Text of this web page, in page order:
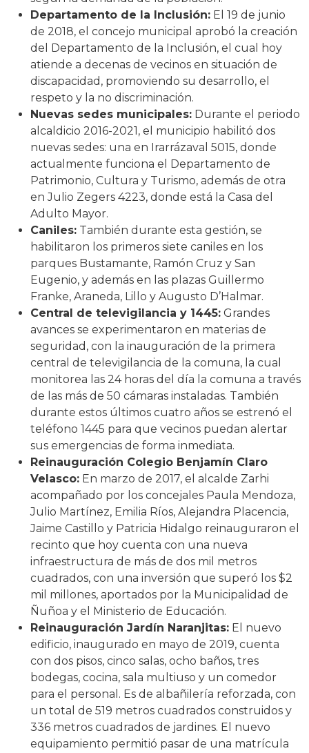
Departamento de la Inclusión: El 19 de junio
de 2018, el concejo municipal aprobó la creación
del Departamento de la Inclusión, el cual hoy
atiende a decenas de vecinos en situación de
discapacidad, promoviendo su desarrollo, el
respeto y la no discriminación.
Nuevas sedes municipales: Durante el periodo
alcaldicio 2016-2021, el municipio habilitó dos
nuevas sedes: una en Irarrázaval 5015, donde
actualmente funciona el Departamento de
Patrimonio, Cultura y Turismo, además de otra
en Julio Zegers 4223, donde está la Casa del
Adulto Mayor.
Caniles: También durante esta gestión, se
habilitaron los primeros siete caniles en los
parques Bustamante, Ramón Cruz y San
Eugenio, y además en las plazas Guillermo
Franke, Araneda, Lillo y Augusto D’Halmar.
Central de televigilancia y 1445: Grandes
avances se experimentaron en materias de
seguridad, con la inauguración de la primera
central de televigilancia de la comuna, la cual
monitorea las 24 horas del día la comuna a través
de las más de 50 cámaras instaladas. También
durante estos últimos cuatro años se estrenó el
teléfono 1445 para que vecinos puedan alertar
sus emergencias de forma inmediata.
Reinauguración Colegio Benjamín Claro
Velasco: En marzo de 2017, el alcalde Zarhi
acompañado por los concejales Paula Mendoza,
Julio Martínez, Emilia Ríos, Alejandra Placencia,
Jaime Castillo y Patricia Hidalgo reinauguraron el
recinto que hoy cuenta con una nueva
infraestructura de más de dos mil metros
cuadrados, con una inversión que superó los $2
mil millones, aportados por la Municipalidad de
Ñuñoa y el Ministerio de Educación.
Reinauguración Jardín Naranjitas: El nuevo
edificio, inaugurado en mayo de 2019, cuenta
con dos pisos, cinco salas, ocho baños, tres
bodegas, cocina, sala multiuso y un comedor
para el personal. Es de albañilería reforzada, con
un total de 519 metros cuadrados construidos y
336 metros cuadrados de jardines. El nuevo
equipamiento permitió pasar de una matrícula